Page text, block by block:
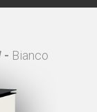
- Bianco